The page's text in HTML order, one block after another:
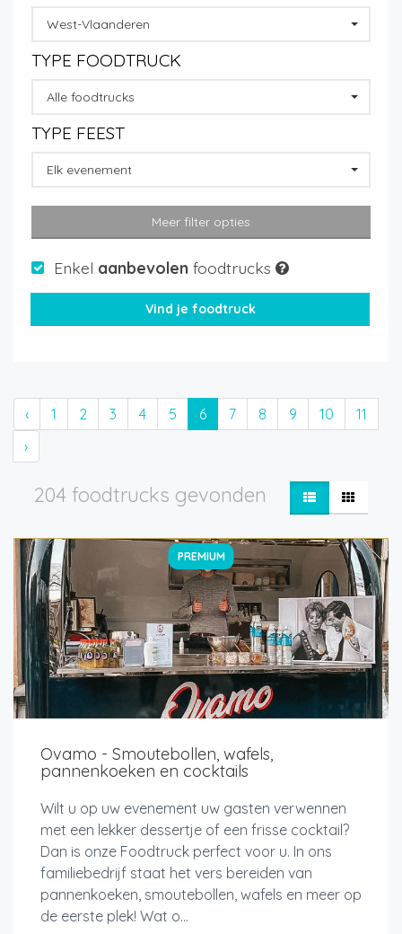
West-Vlaanderen
TYPE FOODTRUCK
Alle foodtrucks
TYPE FEEST
Elk evenement
Meer filter opties
Enkel aanbevolen foodtrucks
‹ 1 2 3 4 5 6 7 8 9 10
11
›
204 foodtrucks gevonden
PREMIUM
Ovamo - Smoutebollen, wafels,
pannenkoeken en cocktails
Wilt u op uw evenement uw gasten verwennen
met een lekker dessertje of een frisse cocktail?
Dan is onze Foodtruck perfect voor u. In ons
familiebedrijf staat het vers bereiden van
pannenkoeken, smoutebollen, wafels en meer op
de eerste plek! Wat o...